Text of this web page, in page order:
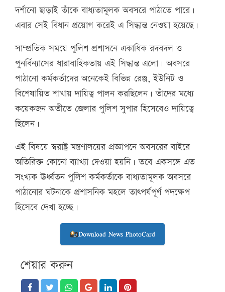
দর্শানো ছাড়াই তাঁকে বাধ্যতামূলক অবসরে পাঠাতে পারে।
এবার সেই বিধান প্রয়োগ করেই এ সিদ্ধান্ত নেওয়া হয়েছে।
সাম্প্রতিক সময়ে পুলিশ প্রশাসনে একাধিক রদবদল ও
পুনর্বিন্যাসের ধারাবাহিকতায় এই সিদ্ধান্ত এলো। অবসরে
পাঠানো কর্মকর্তাদের অনেকেই বিভিন্ন রেঞ্জ, ইউনিট ও
বিশেষায়িত শাখায় দায়িত্ব পালন করছিলেন। তাঁদের মধ্যে
কয়েকজন অতীতে জেলার পুলিশ সুপার হিসেবেও দায়িত্বে
ছিলেন।
এই বিষয়ে স্বরাষ্ট্র মন্ত্রণালয়ের প্রজ্ঞাপনে অবসরের বাইরে
অতিরিক্ত কোনো ব্যাখ্যা দেওয়া হয়নি। তবে একসঙ্গে এত
সংখ্যক ঊর্ধ্বতন পুলিশ কর্মকর্তাকে বাধ্যতামূলক অবসরে
পাঠানোর ঘটনাকে প্রশাসনিক মহলে তাৎপর্যপূর্ণ পদক্ষেপ
হিসেবে দেখা হচ্ছে।
Download News PhotoCard
শেয়ার করুন